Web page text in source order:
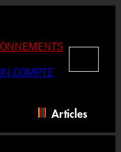
COMPTE
Articles